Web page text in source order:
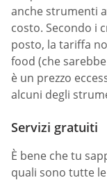
anche strumenti
costo. Secondo i
posto, la tariffa
food (che
è un prezzo
alcuni degli
Servizi gratuiti
È bene che tu
quali sono tutte